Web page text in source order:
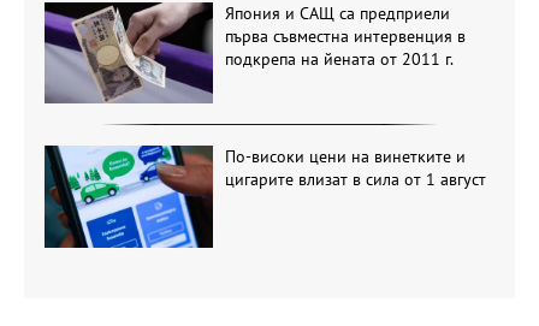
Япония и САЩ са предприели
първа съвместна интервенция в
подкрепа на йената от 2011 г.
По-високи цени на винетките и
цигарите влизат в сила от 1 август